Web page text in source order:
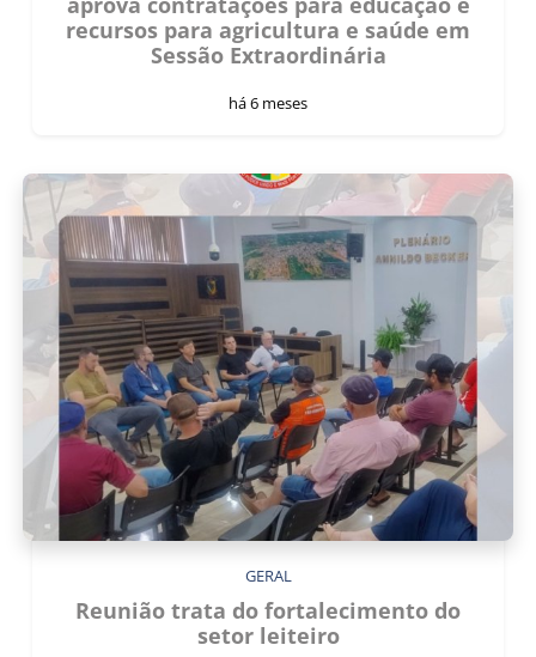
recursos para agricultura e saúde em
Sessão Extraordinária
há 6 meses
GERAL
Reunião trata do fortalecimento do
setor leiteiro